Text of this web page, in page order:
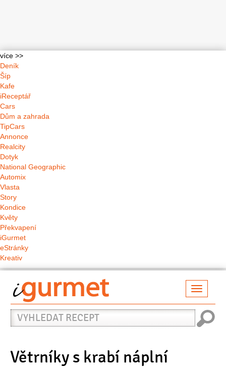
více >>
Deník
Šíp
Kafe
iReceptář
Cars
Dům a zahrada
TipCars
Annonce
Realcity
Dotyk
National Geographic
Automix
Vlasta
Story
Kondice
Květy
Překvapení
iGurmet
eStránky
Kreativ
Vyhledat
recept
Větrníky s krabí náplní